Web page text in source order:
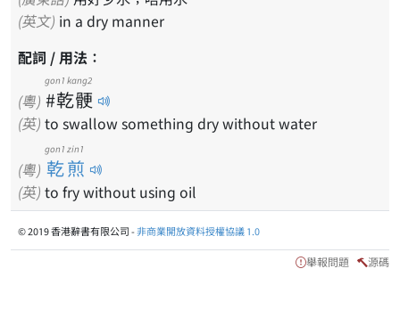
(英文) in a dry manner
配詞 / 用法：
(粵) #乾骾
gon1 kang2
(英) to swallow something dry without water
(粵) 乾煎
gon1 zin1
(英) to fry without using oil
© 2019 香港辭書有限公司 -非商業開放資料授權協議 1.0
舉報問題 源碼